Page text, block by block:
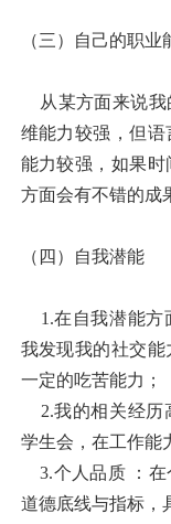
（三）自己的职业
从某方面来说我
维能力较强，但
能力较强，如果
方面会有不错的成
（四）自我潜能
1.在自我潜能方
我发现我的社交
一定的吃苦能力；
2.我的相关经历
学生会，在工作能
3.个人品质 ：在
道德底线与指标，